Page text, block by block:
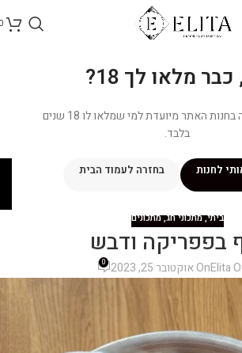
מלאו לך 18?
הכניסה והרכישה בחנות האתר מיועדת למי שמלאו לו 18 שנים
בלבד.
לחנות בחזרה לעמוד הביתבלוג
ביתי,מתכוני חג,מתכונים
בפפריקה ודבש
ElitaOn אוקטובר 25, 2023 0